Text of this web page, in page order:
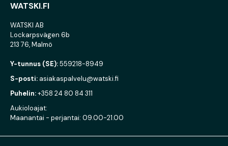
WATSKI.FI
WATSKI AB
Lockarpsvägen 6b
213 76, Malmö
Y-tunnus (SE):559218-8949
S-posti: asiakaspalvelu@watski.fi
Puhelin:+358 24 80 84 311
Aukioloajat:
Maanantai - perjantai: 09.00-21.00